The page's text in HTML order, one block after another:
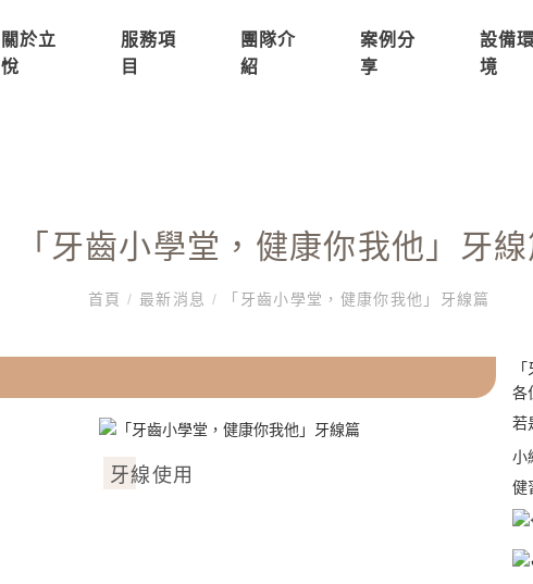
關於立
悅
服務項
目
團隊介
紹
案例分
享
設備
境
「牙齒小學堂，健康你我他」牙
首頁/ 最新消息 / 「牙齒小學堂，健康你我他」牙線篇
牙線使用
各
若
小
健